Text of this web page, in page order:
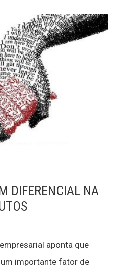
DIFERENCIAL NA
aponta que
importante fator de